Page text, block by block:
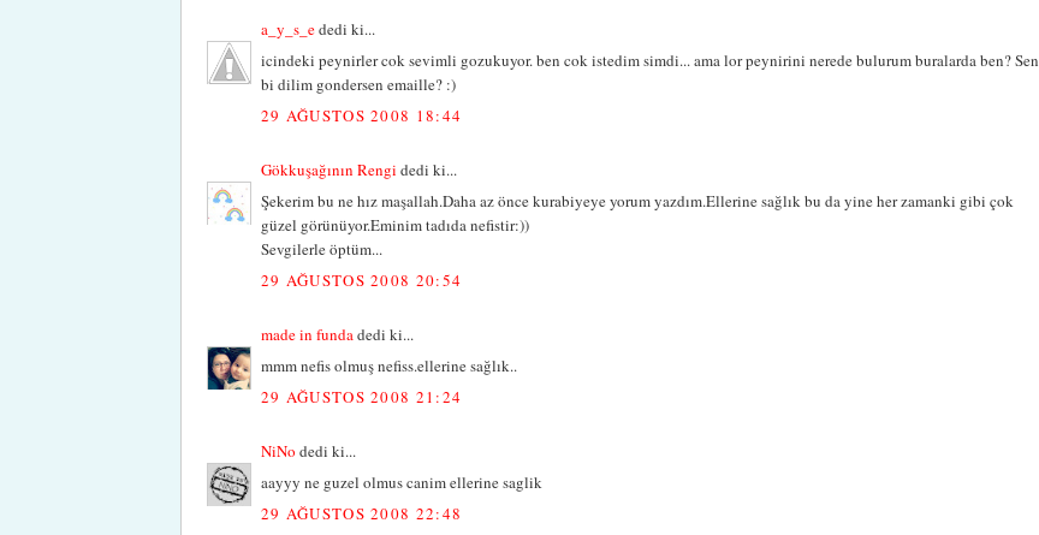
a_y_s_ededi ki...
icindeki peynirler cok sevimli gozukuyor. ben cok istedim simdi... ama lor peynirini nerede bulurum buralarda ben? Sen
bi dilim gondersen emaille? :)
29 AĞUSTOS 2008 18:44
Gökkuşağının Rengi dedi ki...
Şekerim bu ne hız maşallah.Daha az önce kurabiyeye yorum yazdım.Ellerine sağlık bu da yine her zamanki gibi çok
güzel görünüyor.Eminim tadıda nefistir:))
Sevgilerle öptüm...
29 AĞUSTOS 2008 20:54
made in funda dedi ki...
mmm nefis olmuş nefiss.ellerine sağlık..
29 AĞUSTOS 2008 21:24
NiNo dedi ki...
aayyy ne guzel olmus canim ellerine saglik
29 AĞUSTOS 2008 22:48